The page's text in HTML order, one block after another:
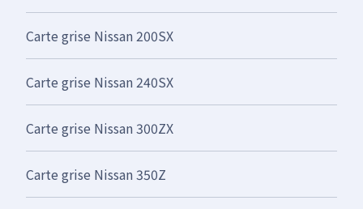
Carte grise Nissan 200SX
Carte grise Nissan 240SX
Carte grise Nissan 300ZX
Carte grise Nissan 350Z